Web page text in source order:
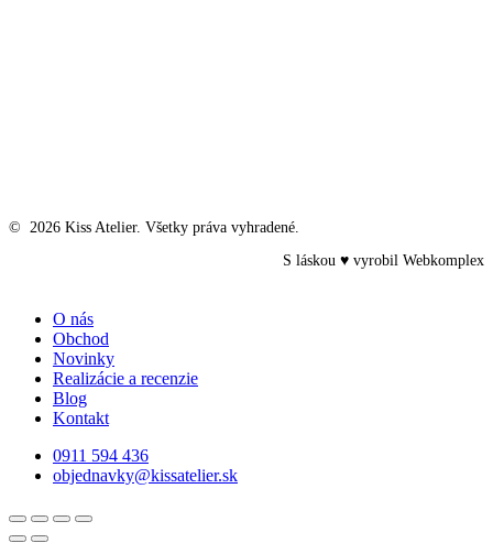
© 2026 Kiss Atelier. Všetky práva vyhradené.
S láskou ♥ vyrobil Webkomplex
Close
Menu
O nás
Obchod
Novinky
Realizácie a recenzie
Blog
Kontakt
0911 594 436
objednavky@kissatelier.sk